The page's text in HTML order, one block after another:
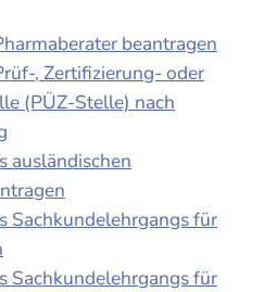
beantragen
, Zertifizierung- oder
(PÜZ-Stelle) nach
ausländischen
Sachkundelehrgangs für
Sachkundelehrgangs für